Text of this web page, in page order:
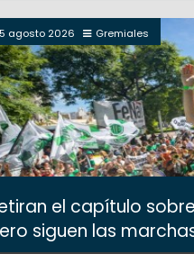
5 agosto 2026 Gremiales
el capítulo
siguen las